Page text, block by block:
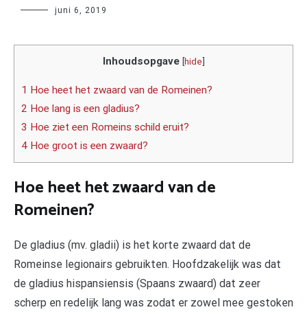
Author juni 6, 2019
Inhoudsopgave [hide]
1 Hoe heet het zwaard van de Romeinen?
2 Hoe lang is een gladius?
3 Hoe ziet een Romeins schild eruit?
4 Hoe groot is een zwaard?
Hoe heet het zwaard van de
Romeinen?
De gladius (mv. gladii) is het korte zwaard dat de
Romeinse legionairs gebruikten. Hoofdzakelijk was dat
de gladius hispansiensis (Spaans zwaard) dat zeer
scherp en redelijk lang was zodat er zowel mee gestoken